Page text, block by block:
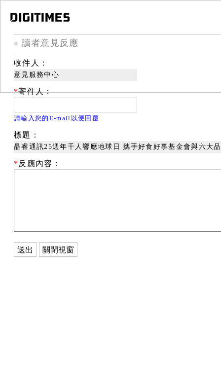
■ 讀者意見反應
收件人：
意見服務中心
*寄件人：
請輸入您的E-mail以便回覆
標題：
晶睿通訊25週年千人響應地球日 攜手好食好事基金會與六大
* 反應內容：